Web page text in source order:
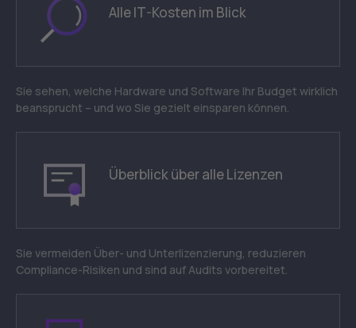
Alle IT-Kosten im Blick
Sie sehen, welche Hardware und Software Ihr Budget wirklich
beansprucht – und wo Sie gezielt einsparen können.
Überblick über alle Lizenzen
Sie vermeiden Über- und Unterlizenzierung, reduzieren
Compliance-Risiken und sind auf Audits vorbereitet.